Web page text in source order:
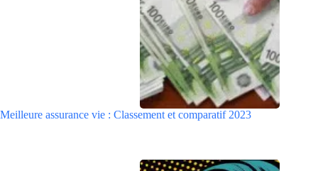
Meilleure assurance vie : Classement et comparatif 2023